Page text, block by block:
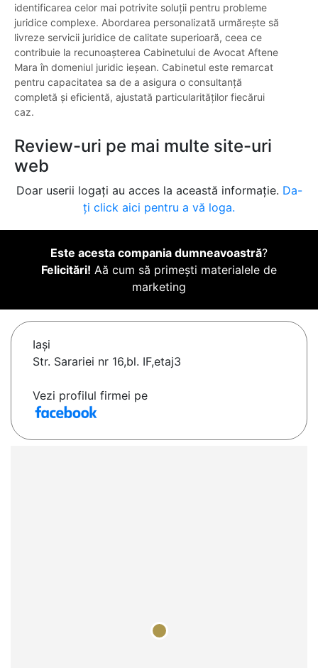
identificarea celor mai potrivite soluții pentru probleme
juridice complexe. Abordarea personalizată urmărește să
livreze servicii juridice de calitate superioară, ceea ce
contribuie la recunoașterea Cabinetului de Avocat Aftene
Mara în domeniul juridic ieșean. Cabinetul este remarcat
pentru capacitatea sa de a asigura o consultanță
completă și eficientă, ajustată particularităților fiecărui
caz.
Review-uri pe mai multe site-uri
web
Doar userii logați au acces la această informație. Da-
ți click aici pentru a vă loga.
Este acesta compania dumneavoastră?
Felicitări! Aă cum să primești materialele de
marketing
Iaşi
Str. Sarariei nr 16,bl. IF,etaj3
Vezi profilul firmei pe